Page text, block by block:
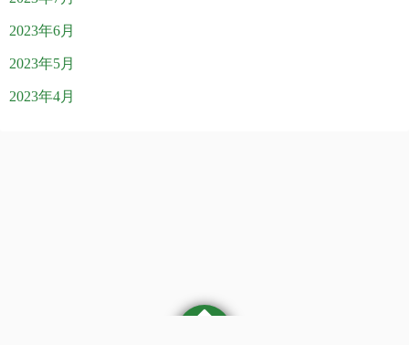
2023年6月
2023年5月
2023年4月